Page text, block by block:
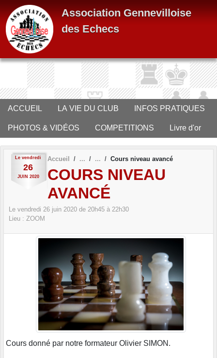
Association Gennevilloise
des Echecs
ACCUEIL LA VIE DU CLUB INFOS PRATIQUES
PHOTOS & VIDÉOS COMPETITIONS Livre d'or
Le vendredi
26
JUIN 2020
Accueil Cours niveau avancé
COURS NIVEAU
AVANCÉ
Le vendredi 26 juin 2020 de 20h45 à 22h30
Lieu : ZOOM
Cours donné par notre formateur Olivier SIMON.
Panneau de gestion des cookies